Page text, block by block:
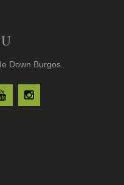
Down Burgos.